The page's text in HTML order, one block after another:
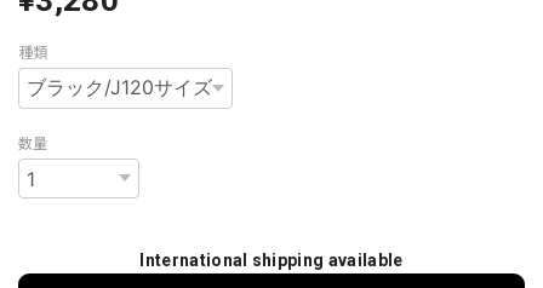
種類
数量
International shipping available